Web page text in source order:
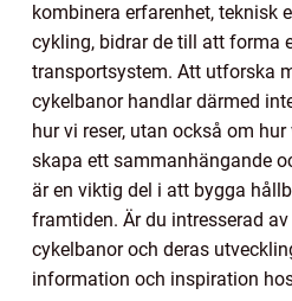
kombinera erfarenhet, teknisk
cykling, bidrar de till att forma
transportsystem. Att utforska
cykelbanor handlar därmed
hur vi reser, utan också om
skapa ett sammanhängande
är en viktig del i att bygga
framtiden. Är du intresserad
cykelbanor och deras
information och inspiration